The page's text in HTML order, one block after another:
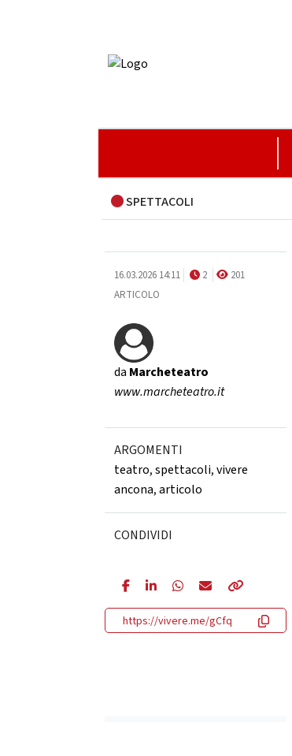
SPETTACOLI
16.03.2026 14:11 2
201
ARTICOLO
da Marcheteatro
www.marcheteatro.it
ARGOMENTI
teatro,spettacoli,vivere
ancona,articolo
CONDIVIDI
https://vivere.me/gCfq